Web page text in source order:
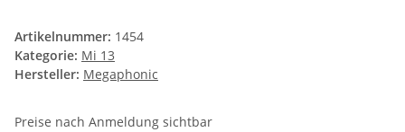
Artikelnummer: 1454
Kategorie: Mi 13
Hersteller: Megaphonic
Preise nach Anmeldung sichtbar